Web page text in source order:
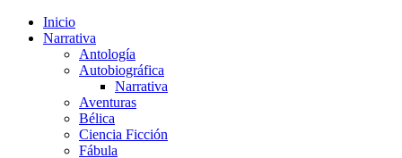
Inicio
Narrativa
Antología
Autobiográfica
Narrativa
Aventuras
Bélica
Ciencia Ficción
Fábula